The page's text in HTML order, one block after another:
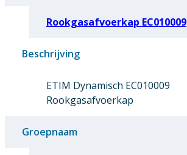
Rookgasafvoerkap EC010009
Beschrijving
ETIM Dynamisch EC010009
Rookgasafvoerkap
Groepnaam